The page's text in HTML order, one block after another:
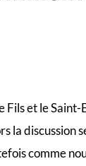
et le Saint-
la discussion
comme